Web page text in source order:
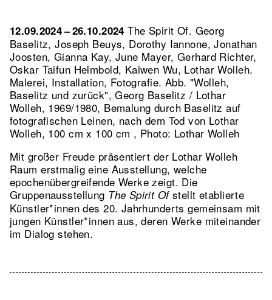
12.09.2024 – 26.10.2024The Spirit Of. Georg
Baselitz, Joseph Beuys, Dorothy Iannone, Jonathan
Joosten, Gianna Kay, June Mayer, Gerhard Richter,
Oskar Taifun Helmbold, Kaiwen Wu, Lothar Wolleh.
Malerei, Installation, Fotografie. Abb. "Wolleh,
Baselitz und zurück", Georg Baselitz / Lothar
Wolleh, 1969/1980, Bemalung durch Baselitz auf
fotografischen Leinen, nach dem Tod von Lothar
Wolleh, 100 cm x 100 cm , Photo: Lothar Wolleh
Mit großer Freude präsentiert der Lothar Wolleh
Raum erstmalig eine Ausstellung, welche
epochenübergreifende Werke zeigt. Die
Gruppenausstellung The Spirit Ofstellt etablierte
Künstler*innen des 20. Jahrhunderts gemeinsam mit
jungen Künstler*innen aus, deren Werke miteinander
im Dialog stehen.